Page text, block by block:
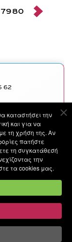
καταστήσει την
και για να
τη χρήση της. Αν
πατήστε
τη συγκατάθεσή
την
τα cookies μας.
79 80
62